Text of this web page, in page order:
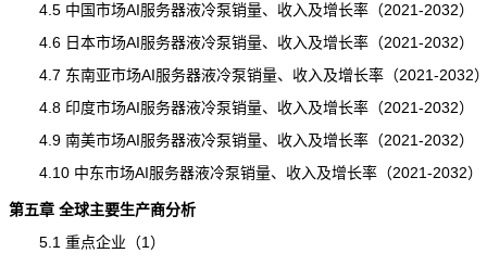
4.5 中国市场AI服务器液冷泵销量、收入及增长率（2021-2032）
4.6 日本市场AI服务器液冷泵销量、收入及增长率（2021-2032）
4.7 东南亚市场AI服务器液冷泵销量、收入及增长率（2021-2032
4.8 印度市场AI服务器液冷泵销量、收入及增长率（2021-2032）
4.9 南美市场AI服务器液冷泵销量、收入及增长率（2021-2032）
4.10 中东市场AI服务器液冷泵销量、收入及增长率（2021-2032）
第五章 全球主要生产商分析
5.1 重点企业（1）